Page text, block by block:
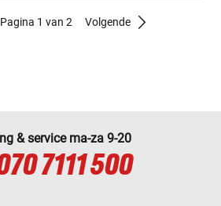
Pagina 1 van 2 Volgende
& service ma-za 9-20
7111 500